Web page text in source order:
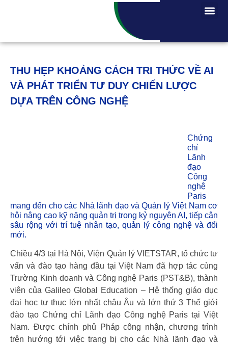
THU HẸP KHOẢNG CÁCH TRI THỨC VỀ AI
VÀ PHÁT TRIỂN TƯ DUY CHIẾN LƯỢC
DỰA TRÊN CÔNG NGHỆ
Chứng
chỉ
Lãnh
đạo
Công
nghệ
Paris
mang đến cho các Nhà lãnh đạo và Quản lý Việt Nam cơ
hội nâng cao kỹ năng quản trị trong kỷ nguyên AI, tiếp cận
sâu rộng với trí tuệ nhân tạo, quản lý công nghệ và đổi
mới.
Chiều 4/3 tại Hà Nội, Viện Quản lý VIETSTAR, tổ chức tư
vấn và đào tạo hàng đầu tại Việt Nam đã hợp tác cùng
Trường Kinh doanh và Công nghệ Paris (PST&B), thành
viên của Galileo Global Education – Hệ thống giáo dục
đại học tư thục lớn nhất châu Âu và lớn thứ 3 Thế giới
đào tạo Chứng chỉ Lãnh đạo Công nghệ Paris tại Việt
Nam. Được chính phủ Pháp công nhận, chương trình
trên hướng tới việc trang bị cho các Nhà lãnh đạo và